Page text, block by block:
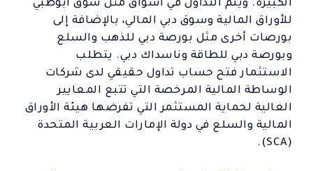
الكبيرة. ويتم التداول في أسواق مثل سوق أبوظبي
للأوراق المالية وسوق دبي المالي، بالإضافة إلى
بورصات أخرى مثل بورصة دبي للذهب والسلع
وبورصة دبي للطاقة وناسداك دبي. يتطلب
الاستثمار فتح حساب تداول حقيقي لدى شركات
الوساطة المالية المرخصة التي تتبع المعايير
العالية لحماية المستثمر التي تفرضها هيئة الأوراق
المالية والسلع في دولة الإمارات العربية المتحدة